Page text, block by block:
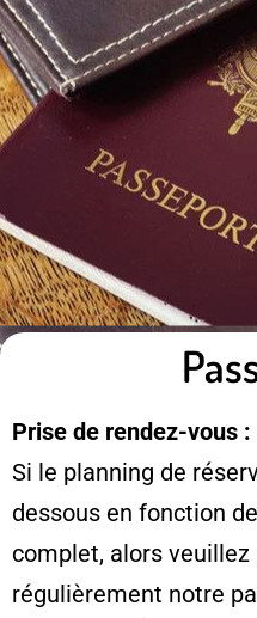
Prise de rendez-vous :
Si le planning de
dessous en fonction
complet, alors
régulièrement notre